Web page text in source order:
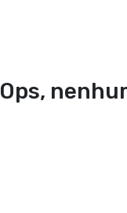
Ops,